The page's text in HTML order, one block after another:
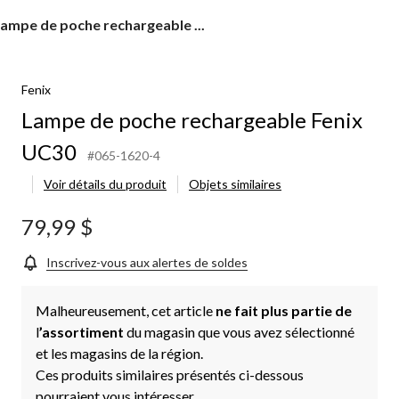
Fenix
de poche rechargeable ...
Fenix
Lampe de poche rechargeable Fenix
UC30
#065-1620-4
Voir détails du produit
Objets similaires
79,99 $
Inscrivez-vous aux alertes de soldes
Malheureusement, cet article ne fait plus partie de
l’assortiment du magasin que vous avez sélectionné
et les magasins de la région.
Ces produits similaires présentés ci-dessous
pourraient vous intéresser.